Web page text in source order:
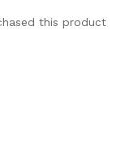
this product